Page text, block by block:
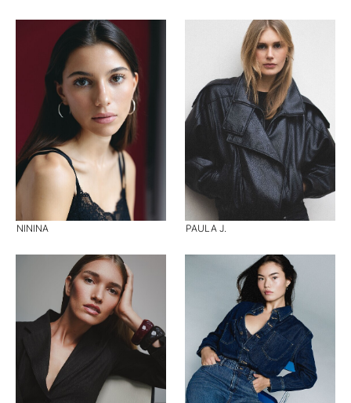
NININA PAULA J.